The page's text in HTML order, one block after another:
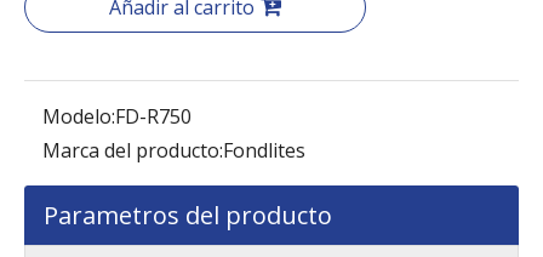
Añadir al carrito
Modelo:FD-R750
Marca del producto:Fondlites
Parametros del producto